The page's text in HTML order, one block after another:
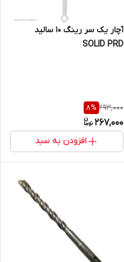
آچار یک سر رینگ 10 سالید
SOLID PRD
293,000
8%
267,000
افزودن به سبد